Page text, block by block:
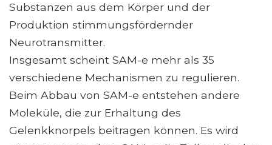
Substanzen aus dem Körper und der
Produktion stimmungsfördernder
Neurotransmitter.
Insgesamt scheint SAM-e mehr als 35
verschiedene Mechanismen zu regulieren.
Beim Abbau von SAM-e entstehen andere
Moleküle, die zur Erhaltung des
Gelenkknorpels beitragen können. Es wird